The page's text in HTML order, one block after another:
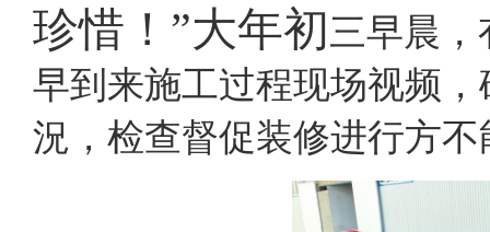
珍惜！ ”大年初三早晨
早到来施工过程现场视频
況，检查督促装修进行方